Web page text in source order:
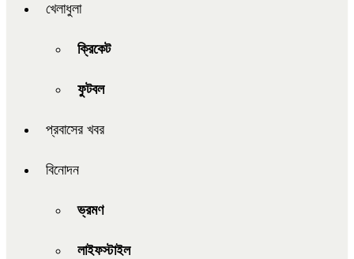
খেলাধুলা
ক্রিকেট
ফুটবল
প্রবাসের খবর
বিনোদন
ভ্রমণ
লাইফস্টাইল